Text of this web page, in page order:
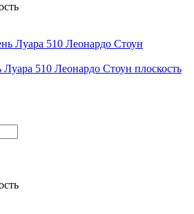
510 Леонардо Стоун плоскость